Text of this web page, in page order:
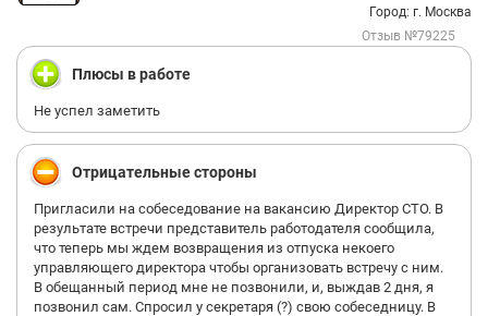
Город: г. Москва
Отзыв №79225
Плюсы в работе
Не успел заметить
Отрицательные стороны
Пригласили на собеседование на вакансию Директор СТО. В
результате встречи представитель работодателя сообщила,
что теперь мы ждем возвращения из отпуска некоего
управляющего директора чтобы организовать встречу с ним.
В обещанный период мне не позвонили, и, выждав 2 дня, я
позвонил сам. Спросил у секретаря (?) свою собеседницу. В